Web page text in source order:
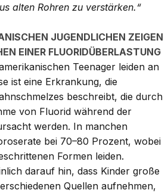
alten Rohren zu verstärken.“
JUGENDLICHEN ZEIGEN
EINER FLUORIDÜBERLASTUNG
Teenager leiden an
ist eine Erkrankung, die
beschreibt, die durch
von Fluorid während der
werden. In manchen
bei 70–80 Prozent, wobei
Formen leiden.
darauf hin, dass Kinder große
Quellen aufnehmen,